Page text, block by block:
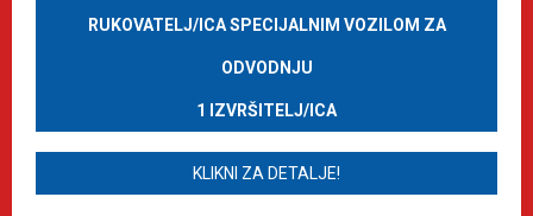
RUKOVATELJ/ICA SPECIJALNIM VOZILOM ZA
ODVODNJU
1 IZVRŠITELJ/ICA
KLIKNI ZA DETALJE!